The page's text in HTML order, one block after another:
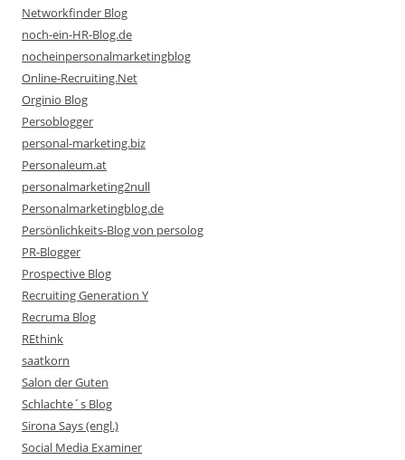
Networkfinder Blog
noch-ein-HR-Blog.de
nocheinpersonalmarketingblog
Online-Recruiting.Net
Orginio Blog
Persoblogger
personal-marketing.biz
Personaleum.at
personalmarketing2null
Personalmarketingblog.de
Persönlichkeits-Blog von persolog
PR-Blogger
Prospective Blog
Recruiting Generation Y
Recruma Blog
REthink
saatkorn
Salon der Guten
Schlachte´s Blog
Sirona Says (engl.)
Social Media Examiner